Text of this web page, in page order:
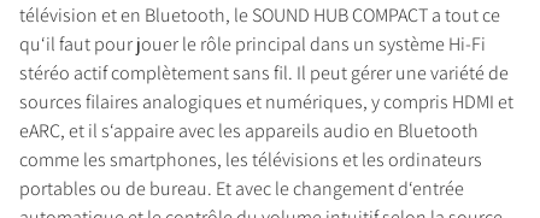
télévision et en Bluetooth, le SOUND HUB COMPACT a tout ce
qu‘il faut pour jouer le rôle principal dans un système Hi-Fi
stéréo actif complètement sans fil. Il peut gérer une variété de
sources filaires analogiques et numériques, y compris HDMI et
eARC, et il s‘appaire avec les appareils audio en Bluetooth
comme les smartphones, les télévisions et les ordinateurs
portables ou de bureau. Et avec le changement d‘entrée